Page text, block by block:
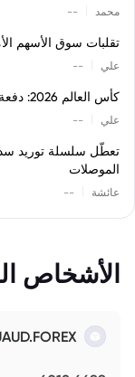
محمد --
تقلبات سوق الأسهم
علي --
كأس العالم 2026: دفعة قوية لأسواق التنبؤات وتعزيز لـ DraftKings
علي --
تعطّل سلسلة توريد
الموصلات
عائشة --
الأشخاص